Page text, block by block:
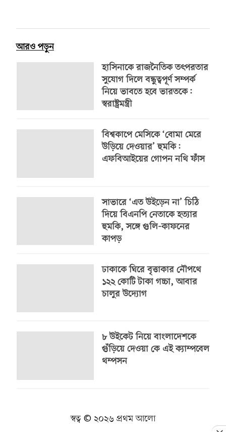
আরও পড়ুন
হাসিনাকে রাজনৈতিক তৎপরতার
সুযোগ দিলে বন্ধুত্বপূর্ণ সম্পর্ক
নিয়ে ভাবতে হবে ভারতকে:
স্বরাষ্ট্রমন্ত্রী
বিশ্বকাপে মেসিকে ‘বোমা মেরে
উড়িয়ে দেওয়ার’ হুমকি:
এফবিআইয়ের গোপন নথি ফাঁস
সাভারে ‘এত উইড়েন না’ চিঠি
দিয়ে বিএনপি নেতাকে হত্যার
হুমকি, সঙ্গে গুলি-কাফনের
কাপড়
ঢাকাকে ঘিরে বৃত্তাকার নৌপথে
১২২ কোটি টাকা গচ্চা, আবার
চালুর উদ্যোগ
৮ উইকেট নিয়ে বাংলাদেশকে
গুঁড়িয়ে দেওয়া কে এই ক্যাম্পবেল
থম্পসন
স্বত্ব © ২০২৬ প্রথম আলো